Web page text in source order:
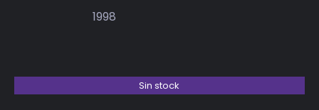
1998
Sin stock